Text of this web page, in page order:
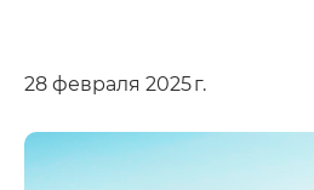
28 февраля 2025 г.